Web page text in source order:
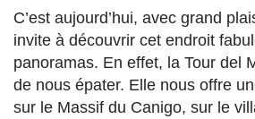
C’est aujourd’hui, avec grand
invite à découvrir cet endroit
panoramas. En effet, la Tour del
de nous épater. Elle nous offre
sur le Massif du Canigo, sur le